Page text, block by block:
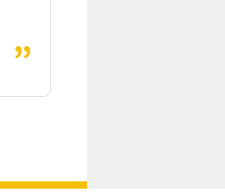
„